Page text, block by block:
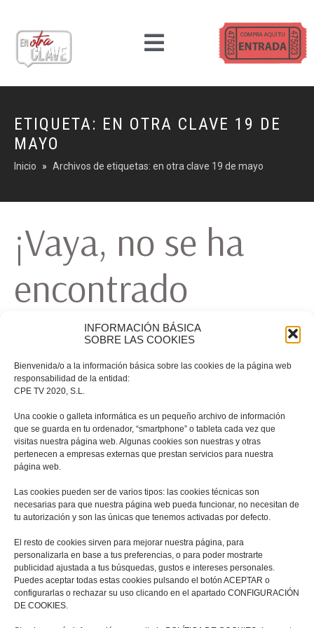
INFORMACIÓN BÁSICA
SOBRE LAS COOKIES
Bienvenida/o a la información básica sobre las cookies de la página web
responsabilidad de la entidad:
CPE TV 2020, S.L.
Una cookie o galleta informática es un pequeño archivo de información
que se guarda en tu ordenador, “smartphone” o tableta cada vez que
visitas nuestra página web. Algunas cookies son nuestras y otras
pertenecen a empresas externas que prestan servicios para nuestra
página web.
Las cookies pueden ser de varios tipos: las cookies técnicas son
necesarias para que nuestra página web pueda funcionar, no necesitan de
tu autorización y son las únicas que tenemos activadas por defecto.
El resto de cookies sirven para mejorar nuestra página, para
personalizarla en base a tus preferencias, o para poder mostrarte
publicidad ajustada a tus búsquedas, gustos e intereses personales.
Puedes aceptar todas estas cookies pulsando el botón ACEPTAR o
configurarlas o rechazar su uso clicando en el apartado CONFIGURACIÓN
DE COOKIES.
ETIQUETA: EN OTRA CLAVE 19 DE
MAYO
Inicio Archivos de etiquetas: en otra clave 19 de mayo
¡Vaya, no se ha
encontrado
ningún resultado!
Parece que no se encontró nada en esta ubicación.
¿Desea intentar una nueva búsqueda?